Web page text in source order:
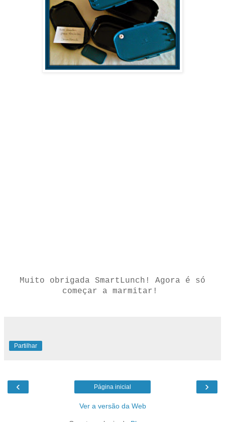
Muito obrigada SmartLunch! Agora é só
começar a marmitar!
Partilhar
‹ ›
Página inicial
Ver a versão da Web